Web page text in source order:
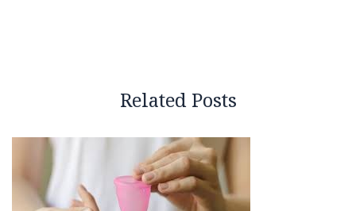
Related Posts